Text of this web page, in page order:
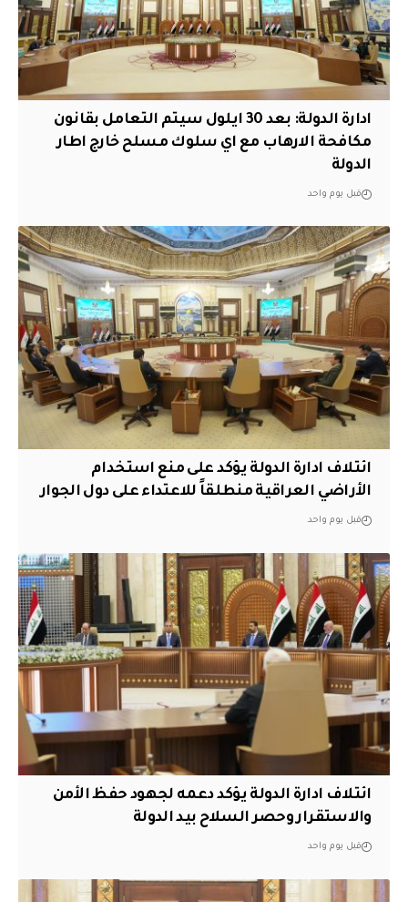
ادارة الدولة: بعد 30 ايلول سيتم التعامل بقانون
مكافحة الارهاب مع اي سلوك مسلح خارج اطار
الدولة
قبل يوم واحد
ائتلاف ادارة الدولة يؤكد على منع استخدام
الأراضي العراقية منطلقاً للاعتداء على دول الجوار
قبل يوم واحد
ائتلاف ادارة الدولة يؤكد دعمه لجهود حفظ الأمن
والاستقرار وحصر السلاح بيد الدولة
قبل يوم واحد